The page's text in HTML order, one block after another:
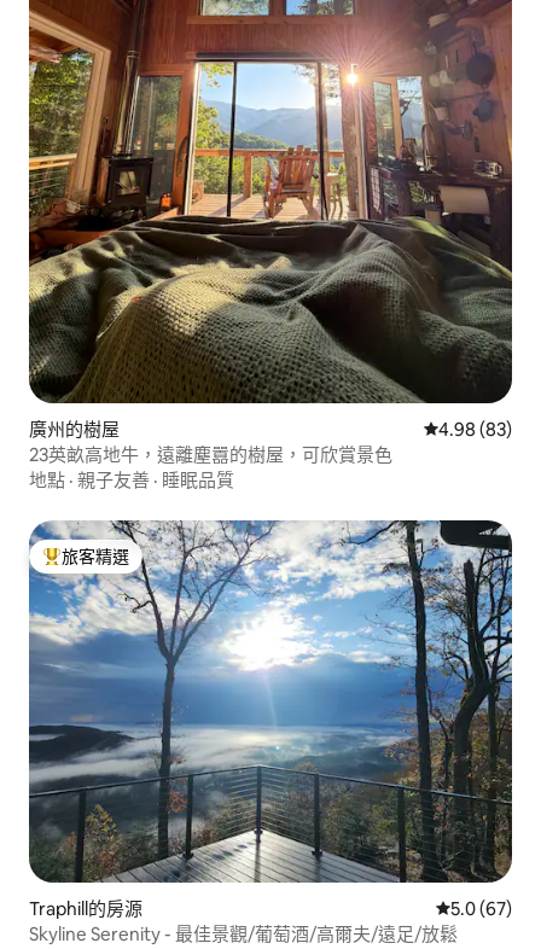
廣州的樹屋 從 83 則評價
4.98 (83)
23英畝高地牛，遠離塵囂的樹屋，可欣賞景色
地點 · 親子友善 · 睡眠品質
旅客精選榜首
旅客精選
Traphill的房源 從 67 則評
5.0 (67)
Skyline Serenity - 最佳景觀/葡萄酒/高爾夫/遠足/放鬆